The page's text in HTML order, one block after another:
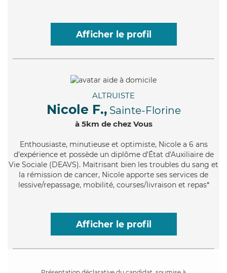
Afficher le profil
ALTRUISTE
Nicole F., Sainte-Florine
à 5km de chez Vous
Enthousiaste, minutieuse et optimiste, Nicole a 6 ans
d'expérience et possède un diplôme d'État d'Auxiliaire de
Vie Sociale (DEAVS). Maitrisant bien les troubles du sang et
la rémission de cancer, Nicole apporte ses services de
lessive/repassage, mobilité, courses/livraison et repas*
Afficher le profil